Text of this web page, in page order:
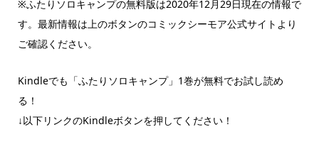
※ふたりソロキャンプの無料版は2020年12月29日現在の情報で
す。最新情報は上のボタンのコミックシーモア公式サイトより
ご確認ください。
Kindleでも「ふたりソロキャンプ」1巻が無料でお試し読め
る！
↓以下リンクのKindleボタンを押してください！